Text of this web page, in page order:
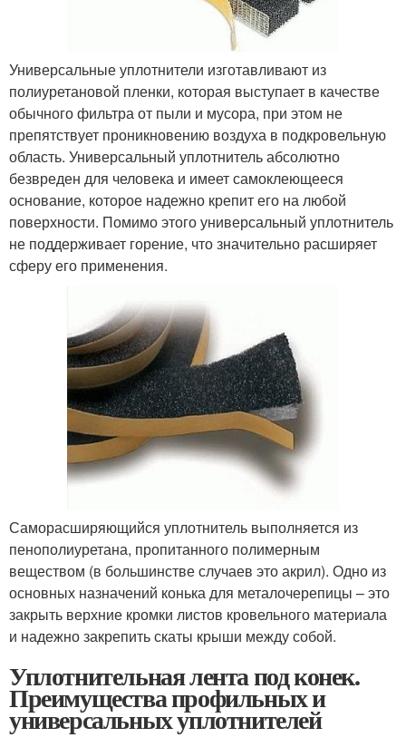
Универсальные уплотнители изготавливают из
полиуретановой пленки, которая выступает в качестве
обычного фильтра от пыли и мусора, при этом не
препятствует проникновению воздуха в подкровельную
область. Универсальный уплотнитель абсолютно
безвреден для человека и имеет самоклеющееся
основание, которое надежно крепит его на любой
поверхности. Помимо этого универсальный уплотнитель
не поддерживает горение, что значительно расширяет
сферу его применения.
Саморасширяющийся уплотнитель выполняется из
пенополиуретана, пропитанного полимерным
веществом (в большинстве случаев это акрил). Одно из
основных назначений конька для металочерепицы – это
закрыть верхние кромки листов кровельного материала
и надежно закрепить скаты крыши между собой.
Уплотнительная лента под конек.
Преимущества профильных и
универсальных уплотнителей